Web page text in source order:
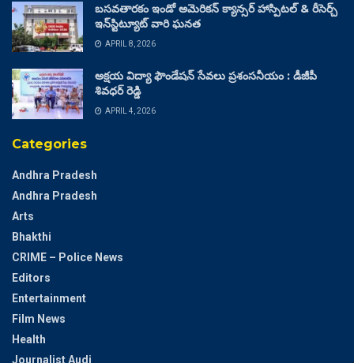
బసవతారకం ఇండో అమెరికన్ క్యాన్సర్ హాస్పిటల్ & రీసెర్చ్
ఇన్‌స్టిట్యూట్ వారి ఘనత
APRIL 8, 2026
అక్షయ విద్యా ఫౌండేషన్ సేవలు ప్రశంసనీయం : డీజీపీ
శివధర్ రెడ్డి
APRIL 4, 2026
Categories
Andhra Pradesh
Andhra Pradesh
Arts
Bhakthi
CRIME – Police News
Editors
Entertainment
Film News
Health
Journalist Audi